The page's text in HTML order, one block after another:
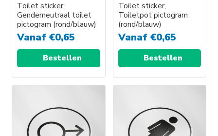
Toilet sticker,
Genderneutraal toilet
pictogram (rond/blauw)
Vanaf €0,65
Bestellen
Toilet sticker,
Toiletpot pictogram
(rond/blauw)
Vanaf €0,65
Bestellen